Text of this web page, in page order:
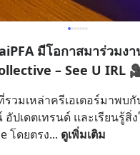
มีโอกาสมาร่วมงา
– See U IRL
วมเหล่าครีเอเตอร์มาพบ
ปเดตเทรนด์ และเรียนรู้สิ่
โดยตรง... ดูเพิ่มเติม